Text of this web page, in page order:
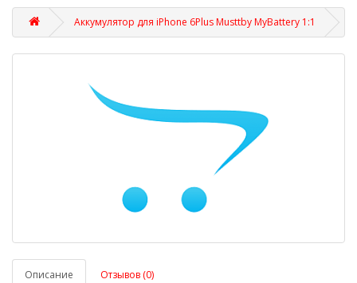
Аккумулятор для iPhone 6Plus Musttby MyBattery 1:1
Описание Отзывов (0)